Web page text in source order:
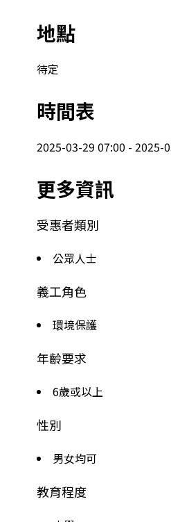
地點
待定
時間表
2025-03-29 07:00 - 2025-
更多資訊
受惠者類別
公眾人士
義工角色
環境保護
年齡要求
6歲或以上
性別
男女均可
教育程度